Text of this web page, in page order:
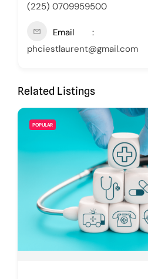
(225) 0709959500
Email
phciestlaurent@gmail.com
Related Listings
POPULAR